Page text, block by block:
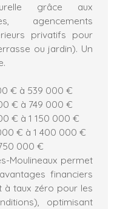
grâce aux
agencements
privatifs pour
ou jardin). Un
€ à 539 000 €
€ à 749 000 €
€ à 1 150 000 €
€ à 1 400 000 €
000 €
Moulineaux permet
financiers
taux zéro pour les
optimisant